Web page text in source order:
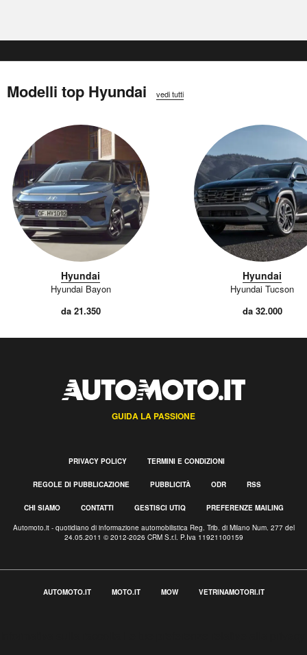
Modelli top Hyundai vedi tutti
Hyundai
Hyundai Bayon
da 21.350
Hyundai
Hyundai Tucson
da 32.000
GUIDA LA PASSIONE
PRIVACY POLICY TERMINI E CONDIZIONI
REGOLE DI PUBBLICAZIONE PUBBLICITÀ ODR RSS
CHI SIAMO CONTATTI GESTISCI UTIQ PREFERENZE MAILING
Automoto.it - quotidiano di informazione automobilistica Reg. Trib. di Milano Num. 277 del
24.05.2011 © 2012-2026 CRM S.r.l. P.Iva 11921100159
AUTOMOTO.IT MOTO.IT MOW VETRINAMOTORI.IT